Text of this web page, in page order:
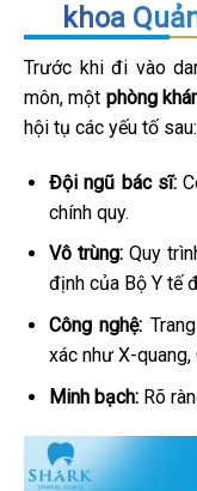
khoa
Trước khi đi vào
môn, một phòng
hội tụ các yếu tố sau:
Đội ngũ bác sĩ:
chính quy.
Vô trùng:Quy
định của Bộ Y tế
Công nghệ:
xác như X-
Minh bạch:Rõ